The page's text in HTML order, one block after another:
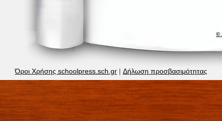
©
Όροι Χρήσης schoolpress.sch.gr | Δήλωση προσβασιμότητας